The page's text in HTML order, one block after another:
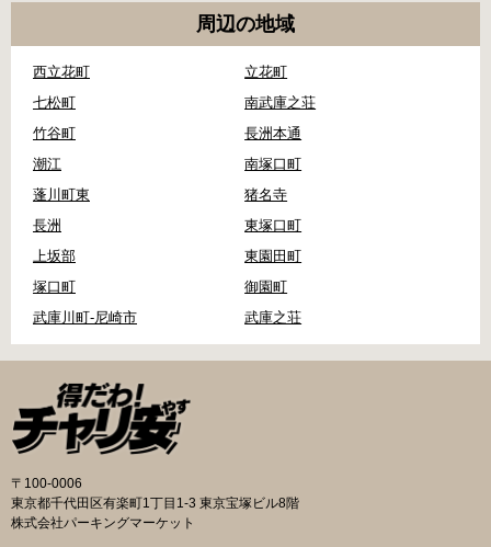
周辺の地域
西立花町
立花町
七松町
南武庫之荘
竹谷町
長洲本通
潮江
南塚口町
蓬川町東
猪名寺
長洲
東塚口町
上坂部
東園田町
塚口町
御園町
武庫川町-尼崎市
武庫之荘
〒100-0006
東京都千代田区有楽町1丁目1-3 東京宝塚ビル8階
株式会社パーキングマーケット